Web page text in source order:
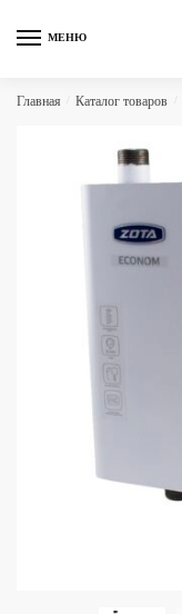
МЕНЮ
Главная Каталог товаров